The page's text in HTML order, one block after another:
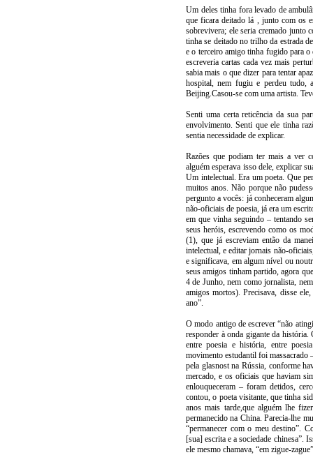
Um deles tinha fora levado de
que ficara deitado lá , junto com os
sobrevivera; ele seria cremado junto
tinha se deitado no trilho da estrada
e o terceiro amigo tinha fugido para
escreveria cartas cada vez mais
sabia mais o que dizer para tentar
hospital, nem fugiu e perdeu tudo,
Beijing.Casou-se com uma artista.
Senti uma certa reticência da sua
envolvimento. Senti que ele tinha
sentia necessidade de explicar.
Razões que podiam ter mais a ver
alguém esperava isso dele, explicar
Um intelectual. Era um poeta. Que
muitos anos. Não porque não
pergunto a vocês: já conheceram
não-oficiais de poesia, já era um
em que vinha seguindo – tentando
seus heróis, escrevendo como os
(1), que já escreviam então da
intelectual, e editar jornais não-
e significava, em algum nível ou
seus amigos tinham partido, agora
4 de Junho, nem como jornalista,
amigos mortos). Precisava, disse
ano”.
O modo antigo de escrever “não
responder à onda gigante da
entre poesia e história, entre
movimento estudantil foi massacrado
pela glasnost na Rússia, conforme
mercado, e os oficiais que haviam
enlouqueceram – foram detidos,
contou, o poeta visitante, que tinha
anos mais tarde,que alguém lhe
permanecido na China. Parecia-lhe
“permanecer com o meu destino”.
[sua] escrita e a sociedade chinesa”.
ele mesmo chamava, “em zigue-